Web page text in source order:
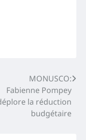
MONUSCO:
Fabienne Pompey
la réduction
budgétaire